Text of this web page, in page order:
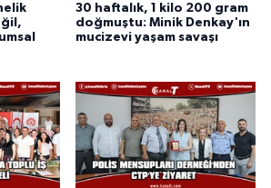
30 haftalık, 1 kilo 200 gram
doğmuştu: Minik Denkay'ın
mucizevi yaşam savaşı